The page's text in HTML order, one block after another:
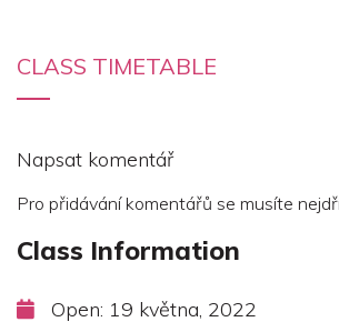
CLASS TIMETABLE
Napsat komentář
Pro přidávání komentářů se musíte
Class Information
Open: 19 května, 2022